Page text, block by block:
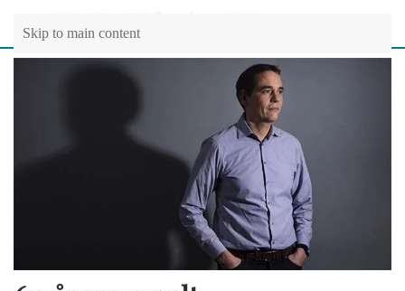
Skip to main content